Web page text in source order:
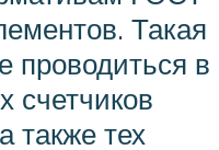
Такая
проводиться в
счетчиков
также тех